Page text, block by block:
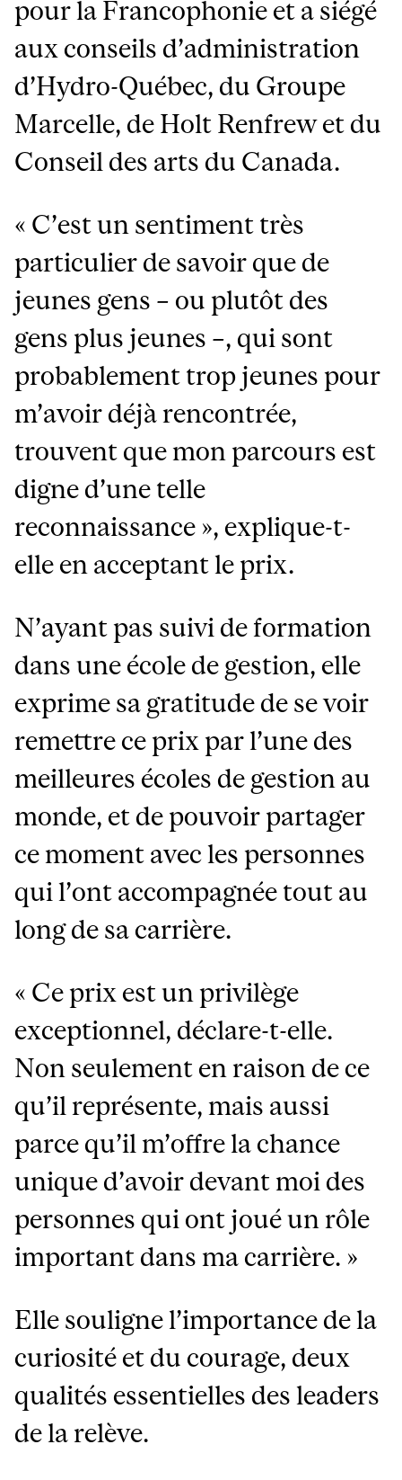
pour la Francophonie et a siégé
aux conseils d’administration
d’Hydro-Québec, du Groupe
Marcelle, de Holt Renfrew et du
Conseil des arts du Canada.
« C’est un sentiment très
particulier de savoir que de
jeunes gens – ou plutôt des
gens plus jeunes –, qui sont
probablement trop jeunes pour
m’avoir déjà rencontrée,
trouvent que mon parcours est
digne d’une telle
reconnaissance », explique-t-
elle en acceptant le prix.
N’ayant pas suivi de formation
dans une école de gestion, elle
exprime sa gratitude de se voir
remettre ce prix par l’une des
meilleures écoles de gestion au
monde, et de pouvoir partager
ce moment avec les personnes
qui l’ont accompagnée tout au
long de sa carrière.
« Ce prix est un privilège
exceptionnel, déclare-t-elle.
Non seulement en raison de ce
qu’il représente, mais aussi
parce qu’il m’offre la chance
unique d’avoir devant moi des
personnes qui ont joué un rôle
important dans ma carrière. »
Elle souligne l’importance de la
curiosité et du courage, deux
qualités essentielles des leaders
de la relève.